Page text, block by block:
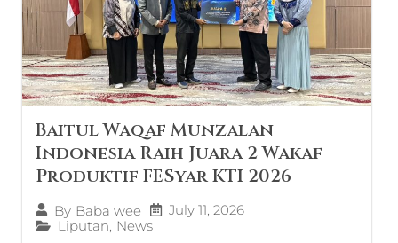
Baitul Waqaf Munzalan
Indonesia Raih Juara 2 Wakaf
Produktif FESyar KTI 2026
By Baba wee
July 11, 2026
Liputan, News